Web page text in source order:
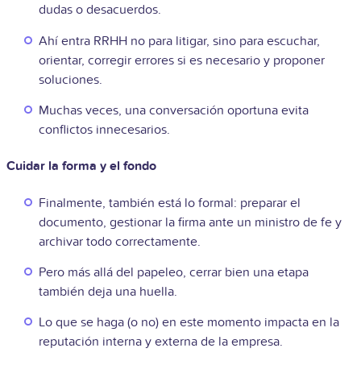
dudas o desacuerdos.
Ahí entra RRHH no para litigar, sino para escuchar,
orientar, corregir errores si es necesario y proponer
soluciones.
Muchas veces, una conversación oportuna evita
conflictos innecesarios.
Cuidar la forma y el fondo
Finalmente, también está lo formal: preparar el
documento, gestionar la firma ante un ministro de fe y
archivar todo correctamente.
Pero más allá del papeleo, cerrar bien una etapa
también deja una huella.
Lo que se haga (o no) en este momento impacta en la
reputación interna y externa de la empresa.